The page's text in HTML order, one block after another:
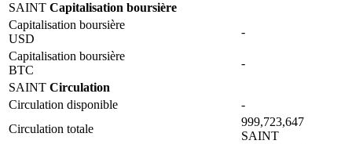
SAINT Capitalisation boursière
Capitalisation boursière
USD
-
Capitalisation boursière
BTC
-
SAINT Circulation
Circulation disponible
-
Circulation totale
999,723,647
SAINT